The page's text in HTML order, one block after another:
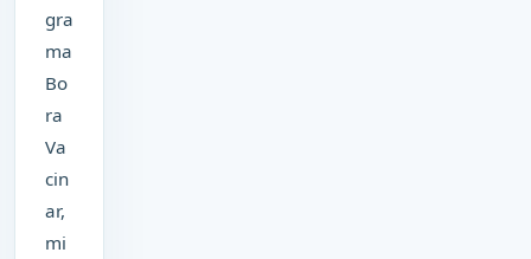
gra
ma
Bo
ra
Va
cin
ar,
mi